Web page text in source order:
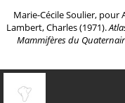
Marie-Cécile Soulier, pour
Lambert, Charles (1971).
Mammifères du